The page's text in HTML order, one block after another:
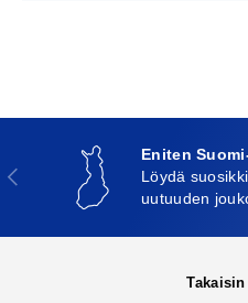
Edellinen
Eniten
Löydä
uutuuden